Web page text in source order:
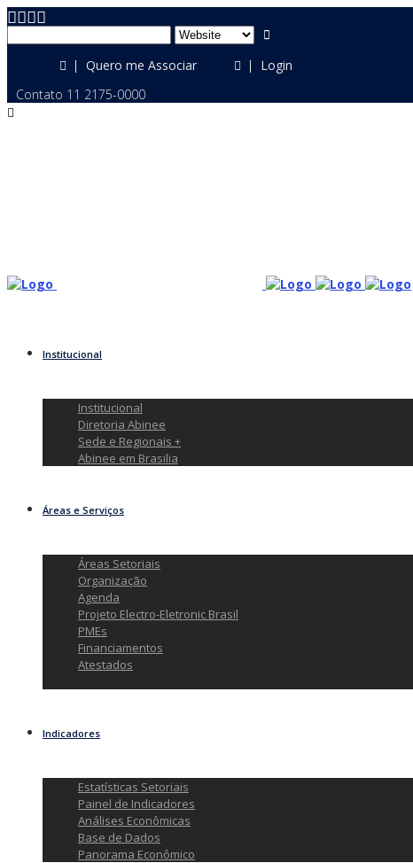
Quero me Associar
Login
Contato 11 2175-0000
Institucional
Institucional
Diretoria Abinee
Sede e Regionais +
Abinee em Brasilia
Áreas e Serviços
Áreas Setoriais
Organização
Agenda
Projeto Electro-Eletronic Brasil
PMEs
Financiamentos
Atestados
Indicadores
Estatísticas Setoriais
Painel de Indicadores
Análises Econômicas
Base de Dados
Panorama Econômico